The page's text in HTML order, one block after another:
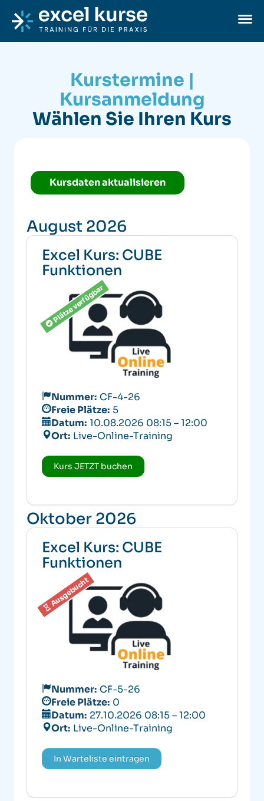
Excel-Kurse
Kurstermine |
Kursanmeldung
Wählen Sie Ihren Kurs
Kursdaten aktualisieren
August 2026
Excel Kurs: CUBE
Funktionen
Plätze verfügbar
Nummer: CF-4-26
Freie Plätze: 5
Datum: 10.08.2026 08:15 – 12:00
Ort: Live-Online-Training
Kurs JETZT buchen
Oktober 2026
Excel Kurs: CUBE
Funktionen
Ausgebucht
Nummer: CF-5-26
Freie Plätze: 0
Datum: 27.10.2026 08:15 – 12:00
Ort: Live-Online-Training
In Warteliste eintragen